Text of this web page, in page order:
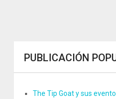
PUBLICACIÓN
The Tip Goat y sus